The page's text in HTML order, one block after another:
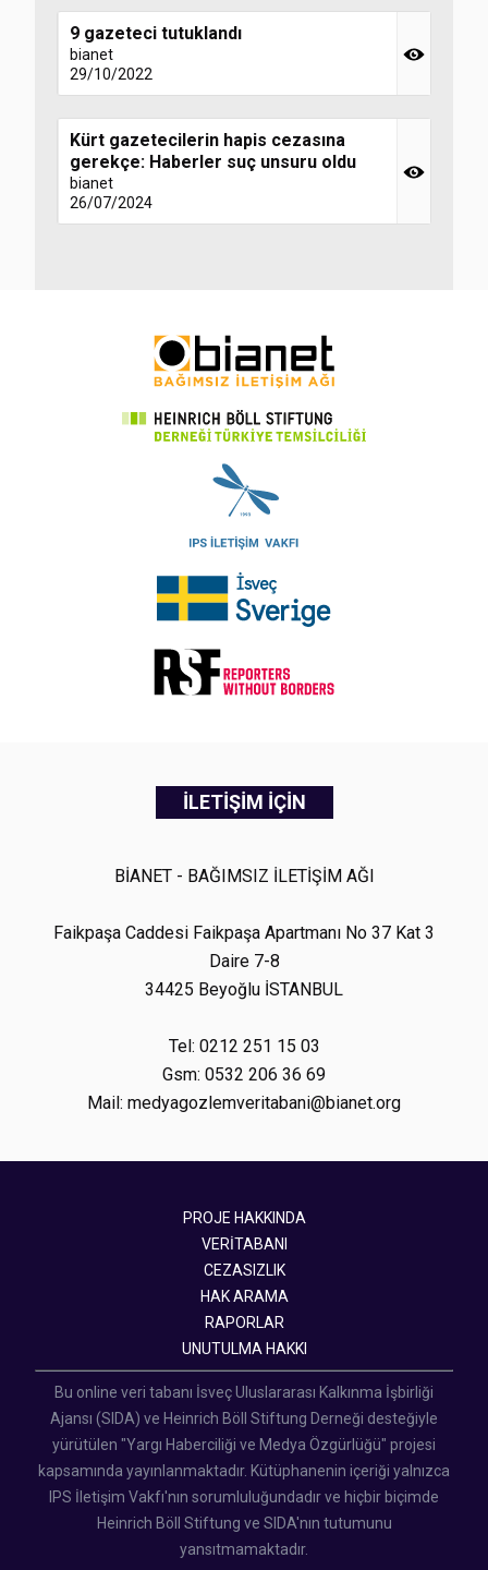
9 gazeteci tutuklandı
bianet
29/10/2022
Kürt gazetecilerin hapis cezasına
gerekçe: Haberler suç unsuru oldu
bianet
26/07/2024
İLETİŞİM İÇİN
BİANET - BAĞIMSIZ İLETİŞİM AĞI
Faikpaşa Caddesi Faikpaşa Apartmanı No 37 Kat 3
Daire 7-8
34425 Beyoğlu İSTANBUL
Tel: 0212 251 15 03
Gsm: 0532 206 36 69
Mail: medyagozlemveritabani@bianet.org
PROJE HAKKINDA
VERİTABANI
CEZASIZLIK
HAK ARAMA
RAPORLAR
UNUTULMA HAKKI
Bu online veri tabanı İsveç Uluslararası Kalkınma İşbirliği
Ajansı (SIDA) ve Heinrich Böll Stiftung Derneği desteğiyle
yürütülen "Yargı Haberciliği ve Medya Özgürlüğü" projesi
kapsamında yayınlanmaktadır. Kütüphanenin içeriği yalnızca
IPS İletişim Vakfı'nın sorumluluğundadır ve hiçbir biçimde
Heinrich Böll Stiftung ve SIDA'nın tutumunu
yansıtmamaktadır.